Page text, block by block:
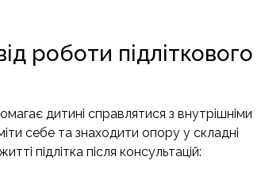
роботи підліткового
дитині справлятися з внутрішніми
себе та знаходити опору у складні
підлітка після консультацій: